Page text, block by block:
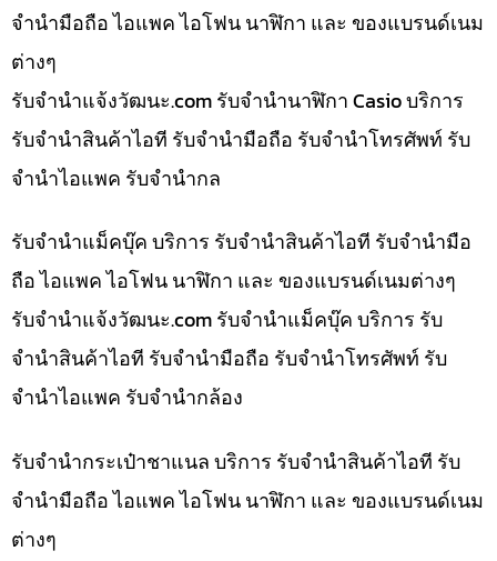
จำนำมือถือ ไอแพค ไอโฟน นาฬิกา และ ของแบรนด์เนม
ต่างๆ
รับจํานําแจ้งวัฒนะ.com รับจำนำนาฬิกา Casio บริการ
รับจำนำสินค้าไอที รับจำนำมือถือ รับจำนำโทรศัพท์ รับ
จำนำไอแพค รับจำนำกล
รับจำนำแม็คบุ๊ค บริการ รับจำนำสินค้าไอที รับจำนำมือ
ถือ ไอแพค ไอโฟน นาฬิกา และ ของแบรนด์เนมต่างๆ
รับจํานําแจ้งวัฒนะ.com รับจำนำแม็คบุ๊ค บริการ รับ
จำนำสินค้าไอที รับจำนำมือถือ รับจำนำโทรศัพท์ รับ
จำนำไอแพค รับจำนำกล้อง
รับจำนำกระเป๋าชาแนล บริการ รับจำนำสินค้าไอที รับ
จำนำมือถือ ไอแพค ไอโฟน นาฬิกา และ ของแบรนด์เนม
ต่างๆ